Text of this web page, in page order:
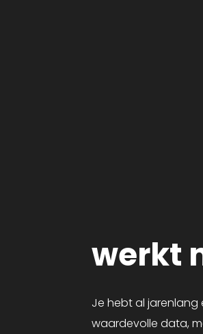
werkt
Je hebt al
waardevolle data,